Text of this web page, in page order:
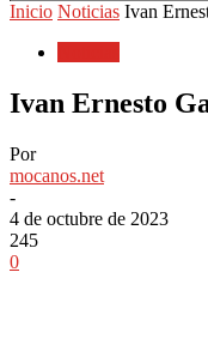
Inicio Noticias Ivan
Ivan Ernesto
Por
mocanos.net
-
4 de octubre de 2023
245
0